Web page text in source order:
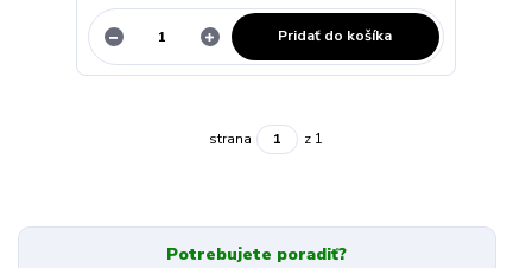
Pridať do košíka
strana z 1
Potrebujete poradiť?